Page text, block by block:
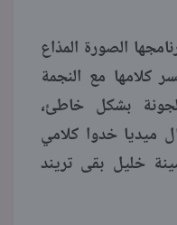
الصورة المذاع
كلامها مع النجمة
بشكل خاطئ،
ميديا خدوا كلامي
خليل بقى تريند